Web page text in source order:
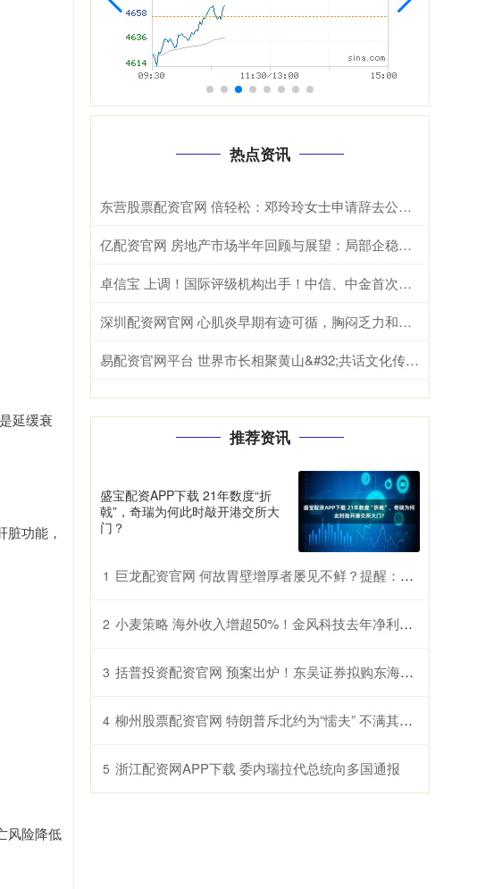
延缓衰
功能，
风险降低
热点资讯
东营股票配资官网 倍轻松：邓玲玲女士申请辞去公司董事会秘书职务
亿配资官网 房地产市场半年回顾与展望：局部企稳，结构分化
卓信宝 上调！国际评级机构出手！中信、中金首次获评A类
深圳配资网官网 心肌炎早期有迹可循，胸闷乏力和心跳异常要留意
易配资官网平台 世界市长相聚黄山&#32;共话文化传承与城市发展
推荐资讯
盛宝配资APP下载 21年数度“折
戟”，奇瑞为何此时敲开港交所大
门？
1 巨龙配资官网 何故胃壁增厚者屡见不鲜？提醒：三餐中的过快进食习惯许是诱因
2 小麦策略 海外收入增超50%！金风科技去年净利润增近五成至27亿元
3 括普投资配资官网 预案出炉！东吴证券拟购东海证券约84%股权，整合面临同业竞争、历史风险等挑战
4 柳州股票配资官网 特朗普斥北约为“懦夫” 不满其未参与对伊朗作战
5 浙江配资网APP下载 委内瑞拉代总统向多国通报